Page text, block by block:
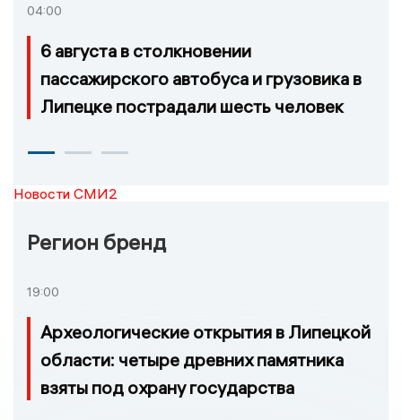
04:00
6 августа в столкновении
пассажирского автобуса и грузовика в
Липецке пострадали шесть человек
Новости СМИ2
Регион бренд
19:00
Археологические открытия в Липецкой
области: четыре древних памятника
взяты под охрану государства